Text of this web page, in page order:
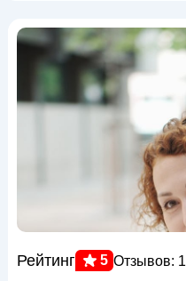
Рейтинг 5 Отзывов: 1